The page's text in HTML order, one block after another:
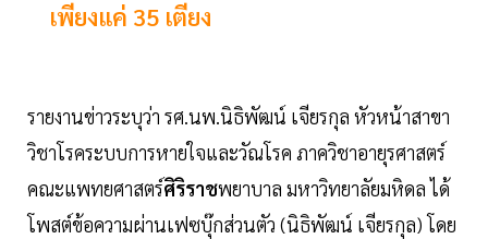
เพียงแค่ 35 เตียง
รายงานข่าวระบุว่า รศ.นพ.นิธิพัฒน์ เจียรกุล หัวหน้าสาขา
วิชาโรคระบบการหายใจและวัณโรค ภาควิชาอายุรศาสตร์
คณะแพทยศาสตร์ศิริราชพยาบาล มหาวิทยาลัยมหิดล ได้
โพสต์ข้อความผ่านเฟซบุ๊กส่วนตัว (นิธิพัฒน์ เจียรกุล) โดย